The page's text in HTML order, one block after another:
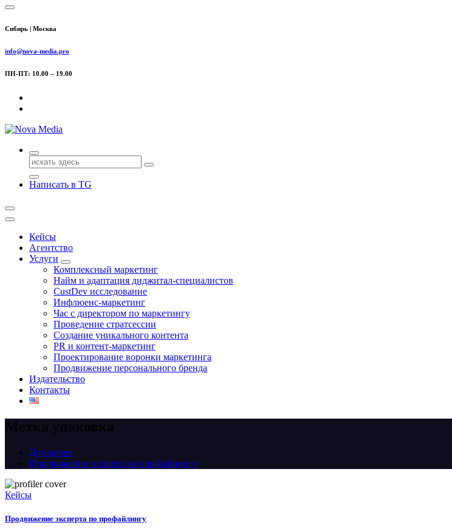
Сибирь | Москва
info@nova-media.pro
ПН-ПТ: 10.00 – 19.00
Поиск
для:
Написать в TG
Кейсы
Агентство
Услуги
Комплексный маркетинг
Найм и адаптация диджитал-специалистов
CustDev исследование
Инфлюенс-маркетинг
Час с директором по маркетингу
Проведение стратсессии
Создание уникального контента
PR и контент-маркетинг
Проектирование воронки маркетинга
Продвижение персонального бренда
Издательство
Контакты
Метка упаковка
Домашняя
Продвижение эксперта по профайлингу
Кейсы
Продвижение эксперта по профайлингу